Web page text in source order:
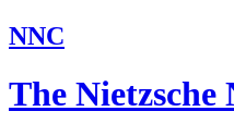
NNC
The Nietzsche